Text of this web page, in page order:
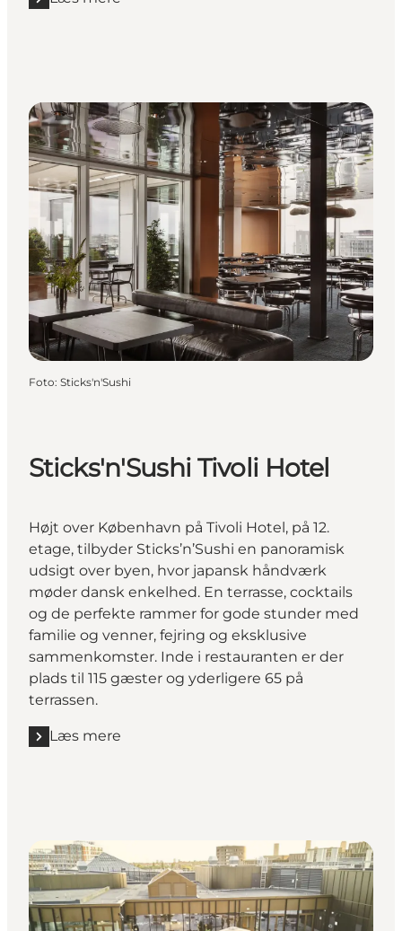
Læs mere "Hotel Sanders Rooftop"
Foto: Sticks'n'Sushi
Sticks'n'Sushi Tivoli Hotel
Højt over København på Tivoli Hotel, på 12.
etage, tilbyder Sticks’n’Sushi en panoramisk
udsigt over byen, hvor japansk håndværk
møder dansk enkelhed. En terrasse, cocktails
og de perfekte rammer for gode stunder med
familie og venner, fejring og eksklusive
sammenkomster. Inde i restauranten er der
plads til 115 gæster og yderligere 65 på
terrassen.
Læs mere
Læs mere "Sticks'n'Sushi Tivoli Hotel"